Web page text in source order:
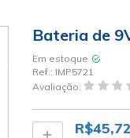
Bateria de
Em estoque
Ref.: IMP5721
Avaliação:
R$45,72